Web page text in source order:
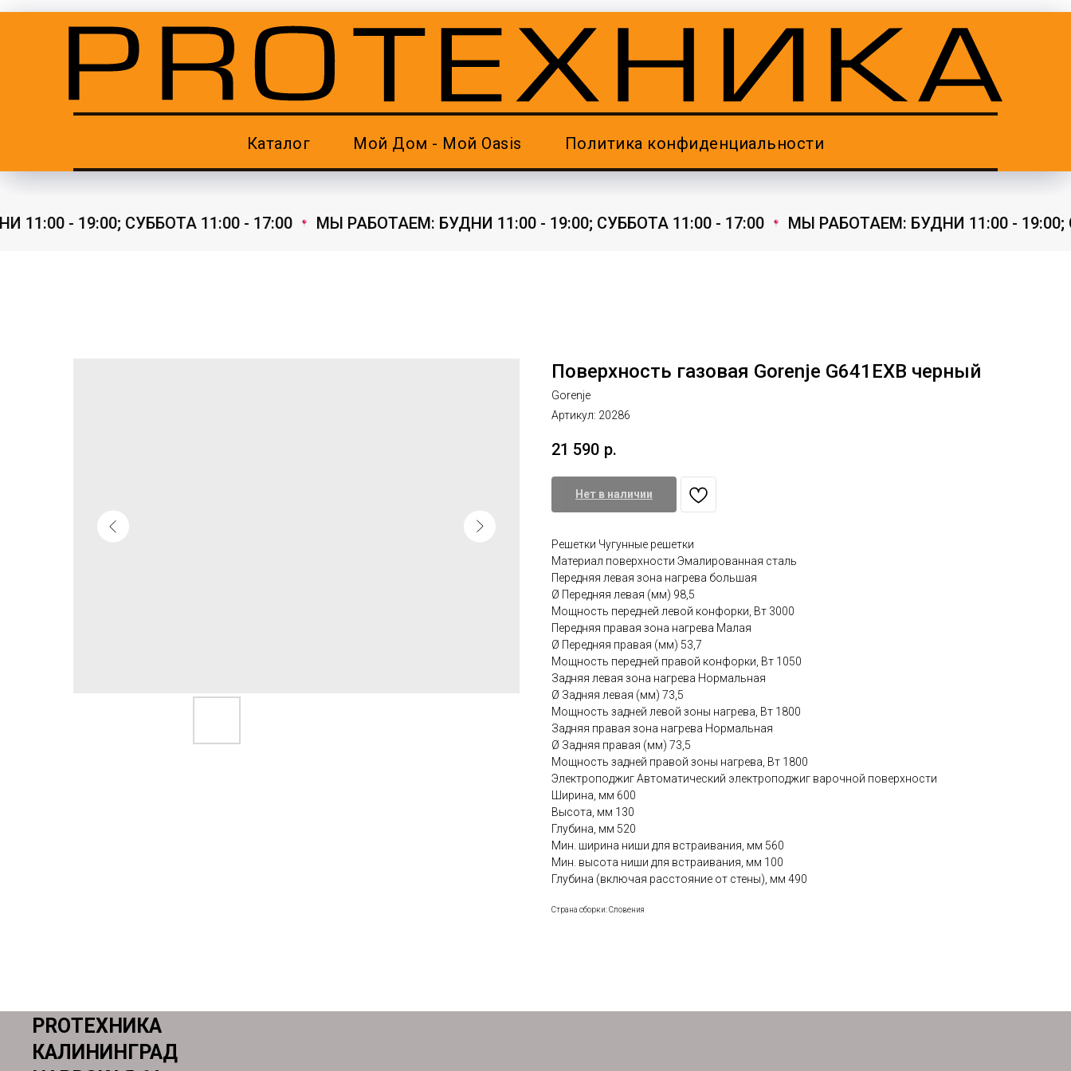
Каталог Мой Дом - Мой Oasis Политика конфиденциальности
- 19:00; СУББОТА 11:00 - 17:00 МЫ РАБОТАЕМ: БУДНИ 11:00 - 19:00; СУББОТА 11:00 - 17:00 МЫ РАБОТАЕМ: БУДНИ 11:00 - 19:00;
Поверхность газовая Gorenje G641EXB черный
Gorenje
Артикул: 20286
21 590 р.
Нет в наличии
Решетки Чугунные решетки
Материал поверхности Эмалированная сталь
Передняя левая зона нагрева большая
Ø Передняя левая (мм) 98,5
Мощность передней левой конфорки, Вт 3000
Передняя правая зона нагрева Малая
Ø Передняя правая (мм) 53,7
Мощность передней правой конфорки, Вт 1050
Задняя левая зона нагрева Нормальная
Ø Задняя левая (мм) 73,5
Мощность задней левой зоны нагрева, Вт 1800
Задняя правая зона нагрева Нормальная
Ø Задняя правая (мм) 73,5
Мощность задней правой зоны нагрева, Вт 1800
Электроподжиг Автоматический электроподжиг варочной поверхности
Ширина, мм 600
Высота, мм 130
Глубина, мм 520
Мин. ширина ниши для встраивания, мм 560
Мин. высота ниши для встраивания, мм 100
Глубина (включая расстояние от стены), мм 490
Страна сборки: Словения
PROТЕХНИКА
КАЛИНИНГРАД